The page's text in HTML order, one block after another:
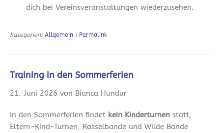
dich bei Vereinsveranstaltungen wiederzusehen.
Kategorien: Allgemein | Permalink
Training in den Sommerferien
21. Juni 2026 von Bianca Hundur
In den Sommerferien findet kein Kinderturnen statt,
Eltern-Kind-Turnen, Rasselbande und Wilde Bande